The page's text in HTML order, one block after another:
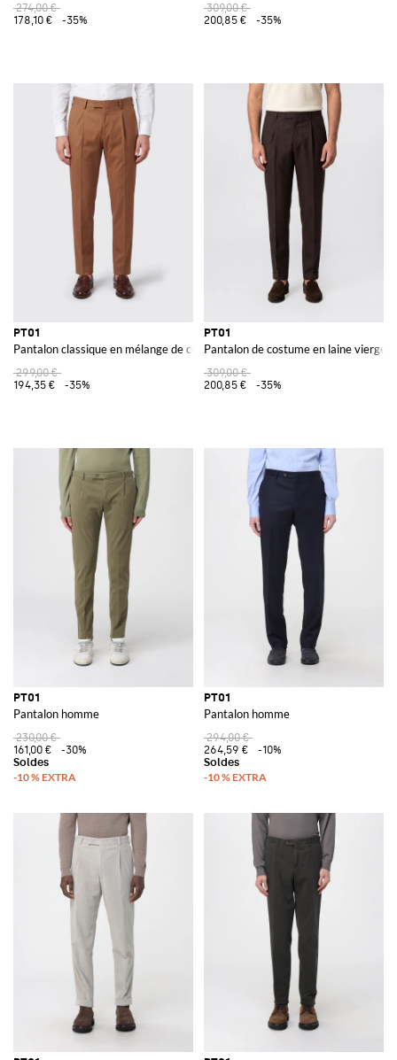
274,00 €
178,10 €
-35%
309,00 €
200,85 €
-35%
PT01
Pantalon classique en mélange de coton et soie
299,00 €
194,35 €
-35%
PT01
Pantalon de costume en laine vierge
309,00 €
200,85 €
-35%
PT01
Pantalon homme
230,00 €
161,00 €
-30%
PT01
Pantalon homme
294,00 €
264,59 €
-10%